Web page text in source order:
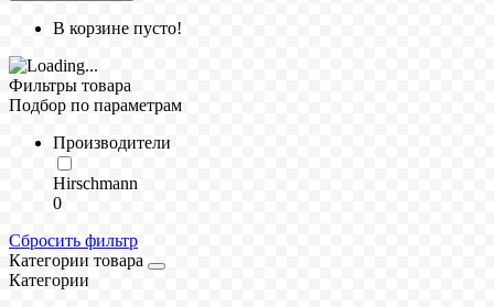
В корзине пусто!
Фильтры товара
Подбор по параметрам
Производители
Hirschmann
0
Сбросить фильтр
Категории товара
Категории